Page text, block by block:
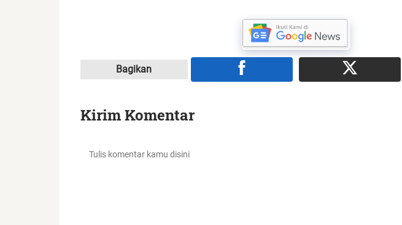
Bagikan
Kirim Komentar